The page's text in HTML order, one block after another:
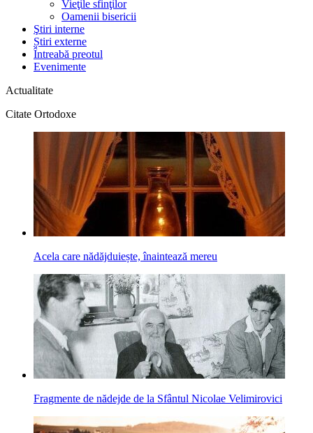
Vieţile sfinţilor
Oamenii bisericii
Ştiri interne
Știri externe
Întreabă preotul
Evenimente
Actualitate
Citate Ortodoxe
Acela care nădăjduiește, înaintează mereu
Fragmente de nădejde de la Sfântul Nicolae Velimirovici